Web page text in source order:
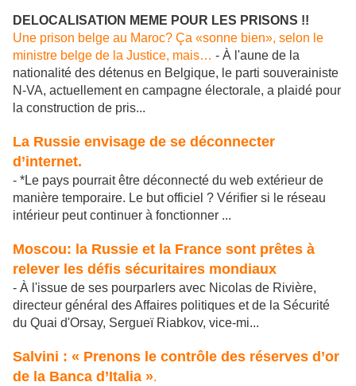
DELOCALISATION MEME POUR LES PRISONS !!
Une prison belge au Maroc? Ça «sonne bien», selon le
ministre belge de la Justice, mais… - À l'aune de la
nationalité des détenus en Belgique, le parti souverainiste
N-VA, actuellement en campagne électorale, a plaidé pour
la construction de pris...
La Russie envisage de se déconnecter
d’internet.
- *Le pays pourrait être déconnecté du web extérieur de
manière temporaire. Le but officiel ? Vérifier si le réseau
intérieur peut continuer à fonctionner ...
Moscou: la Russie et la France sont prêtes à
relever les défis sécuritaires mondiaux
- À l'issue de ses pourparlers avec Nicolas de Rivière,
directeur général des Affaires politiques et de la Sécurité
du Quai d'Orsay, Sergueï Riabkov, vice-mi...
Salvini : « Prenons le contrôle des réserves d’or
de la Banca d’Italia ».